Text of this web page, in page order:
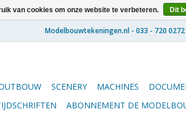
SCENERY MACHINES
ABONNEMENT DE
van cookies om onze website te verbeteren. Dit